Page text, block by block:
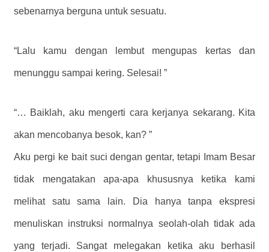
sebenarnya berguna untuk sesuatu.
“Lalu kamu dengan lembut mengupas kertas dan
menunggu sampai kering. Selesai! ”
“… Baiklah, aku mengerti cara kerjanya sekarang. Kita
akan mencobanya besok, kan? ”
Aku pergi ke bait suci dengan gentar, tetapi Imam Besar
tidak mengatakan apa-apa khususnya ketika kami
melihat satu sama lain. Dia hanya tanpa ekspresi
menuliskan instruksi normalnya seolah-olah tidak ada
yang terjadi. Sangat melegakan ketika aku berhasil